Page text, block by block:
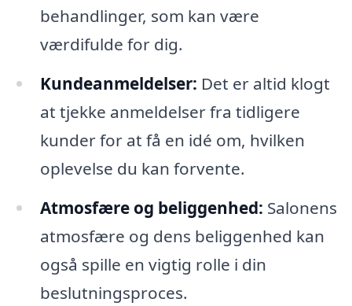
behandlinger, som kan være
værdifulde for dig.
Kundeanmeldelser: Det er altid klogt
at tjekke anmeldelser fra tidligere
kunder for at få en idé om, hvilken
oplevelse du kan forvente.
Atmosfære og beliggenhed: Salonens
atmosfære og dens beliggenhed kan
også spille en vigtig rolle i din
beslutningsproces.